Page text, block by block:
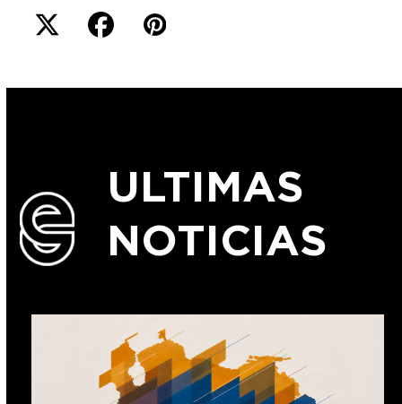
ULTIMAS
NOTICIAS